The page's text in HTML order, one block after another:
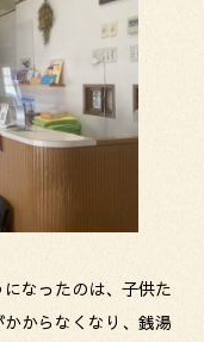
なったのは、子供た
からなくなり、銭湯